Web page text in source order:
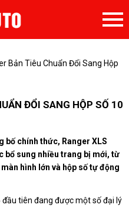
Bản Tiêu Chuẩn Đổi Sang Hộp
ĐỔI SANG HỘP SỐ 10
bố chính thức, Ranger XLS
bổ sung nhiều trang bị mới, từ
hình lớn và hộp số tự động
đầu tiên đang được một số đại lý